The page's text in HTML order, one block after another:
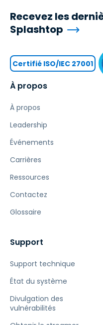
À propos
À propos
Leadership
Événements
Carrières
Ressources
Contactez
Glossaire
Support
Support technique
État du système
Divulgation des
vulnérabilités
Recevez les
Splashtop
Certifié ISO/IEC 27001